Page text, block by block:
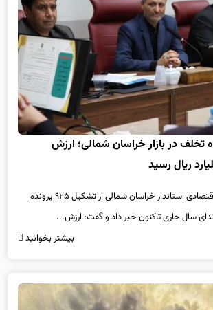
پرونده تخلف در بازار خراسان شمالی؛ ارزش
معاون هماهنگی امور اقتصادی استاندار خراسان شمالی از تشکیل ۹۲۵ پرونده
سال جاری تاکنون خبر داد و گفت: ارزش...
بیشتر بخوانید